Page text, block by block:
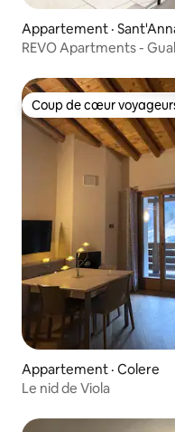
Appartement ·
REVO Apartments -
Coup de cœur
Coup de cœur
Appartement · Colere
Le nid de Viola